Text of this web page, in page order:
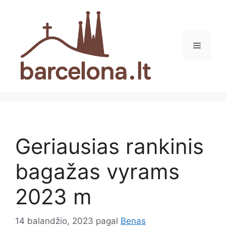
Meniu
Geriausias rankinis
bagažas vyrams
2023 m
14 balandžio, 2023 pagal Benas